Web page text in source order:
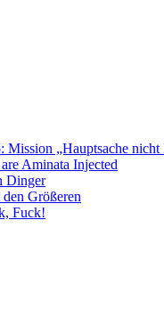
Mission „Hauptsache
Aminata Injected
Dinger
Größeren
Fuck!